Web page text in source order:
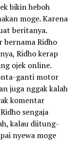
bikin heboh
moge. Karena
beritanya.
bernama Ridho
Ridho kerap
ojek online.
ganti motor
juga nggak kalah
komentar
sengaja
kalau diitung-
nyewa moge